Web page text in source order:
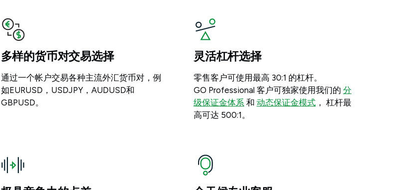
多样的货币对交易选择
通过一个帐户交易各种主流外汇货币对，例
如EURUSD，USDJPY，AUDUSD和
GBPUSD。
灵活杠杆选择
零售客户可使用最高 30:1 的杠杆。
GO Professional 客户可独家使用我们的 分
级保证金体系和 动态保证金模式， 杠杆最
高可达 500:1。